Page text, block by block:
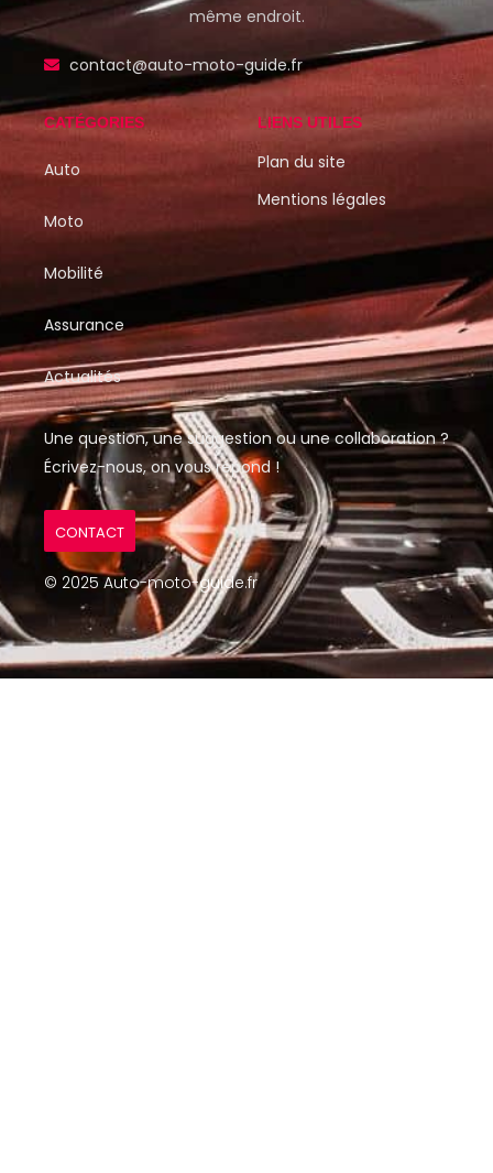
même endroit.
contact@auto-moto-guide.fr
CATÉGORIES
Auto
Moto
Mobilité
Assurance
Actualités
LIENS UTILES
Plan du site
Mentions légales
Une question, une suggestion ou une collaboration ?
Écrivez-nous, on vous répond !
CONTACT
© 2025 Auto-moto-guide.fr